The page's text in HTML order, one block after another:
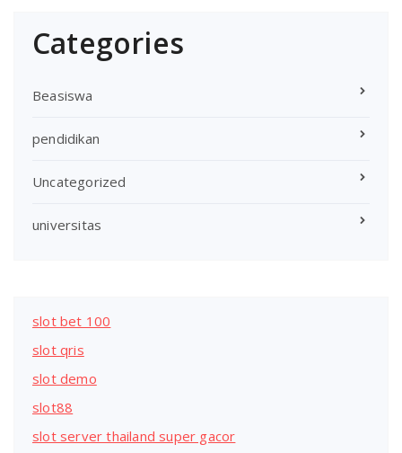
Categories
Beasiswa
pendidikan
Uncategorized
universitas
slot bet 100
slot qris
slot demo
slot88
slot server thailand super gacor